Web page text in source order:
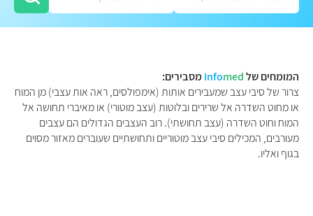
המומחים של Infomed
מסבירים:
צרור של סיבי עצב שמעבירים אותות (אימפולסים, ראה אות עצבי) מן המוח
או מחוט השדרה אל שרירים ובלוטות (עצב מוטורי) או מאיברי תחושה אל
המוח וחוט השדרה (עצב תחושתי). רוב העצבים הגדולים הם עצבים
מעורבים, המכילים סיבי עצב מוטוריים ותחושתיים שעוברים מאזור מסוים
בגוף ואליו.